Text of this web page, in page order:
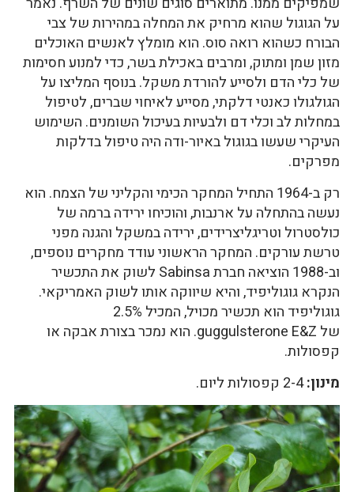
על הגוגול שהוא מרחיק את המחלה במהירות של צבי
הבורח כשהוא רואה סוס. הוא מומלץ לאנשים האוכלים
מזון שמן ומתוק, ומרבים באכילת בשר, כדי למנוע חסימות
של כלי הדם ולסייע להורדת משקל. בנוסף המליצו על
הגולגולו כאנטי דלקתי, מסייע לאיחוי שברים, לטיפול
במחלות לב וכלי דם ולבעיות בעיכול השומנים. השימוש
העיקרי שעשו בגוגול באיור-ודה היה טיפול בדלקות
מפרקים.
רק ב-1964 התחיל המחקר הכימי והקליני של הצמח. הוא
נעשה בהתחלה על ארנבות, והוכיחו ירידה ברמה של
כולסטרול וטריגליצרידים, ירידה במשקל והגנה מפני
טרשת עורקים. המחקר הראשוני עודד מחקרים נוספים,
וב-1988 הוציאה חברת Sabinsa לשוק את התכשיר
הנקרא גוגוליפיד, והיא שיווקה אותו לשוק האמריקאי.
גוגוליפיד הוא תכשיר מכויל, המכיל 2.5%
של guggulsterone E&Z. הוא נמכר בצורת אבקה או
קפסולות.
מינון:2-4 קפסולות ליום.